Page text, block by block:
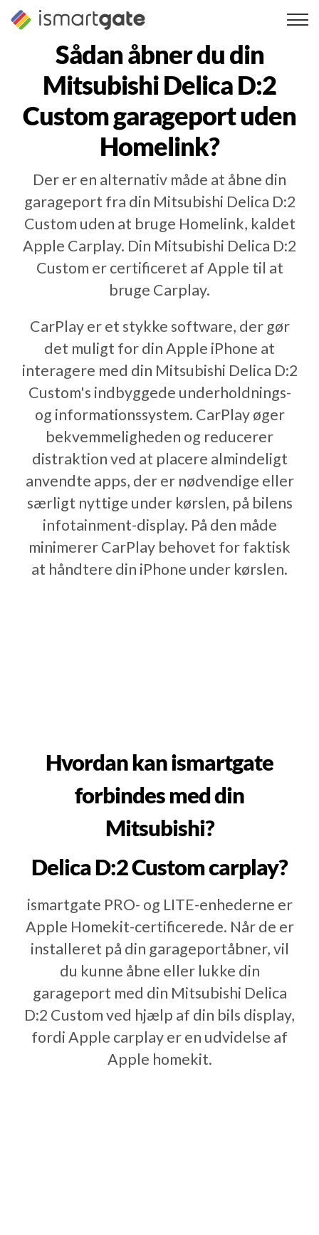
Spring
Sådan åbner du din
Mitsubishi Delica D:2
Customgarageport uden
Homelink?
Der er en alternativ måde at åbne din
garageport fra din Mitsubishi Delica D:2
Custom uden at bruge Homelink, kaldet
Apple Carplay. Din Mitsubishi Delica D:2
Custom er certificeret af Apple til at
bruge Carplay.
CarPlay er et stykke software, der gør
det muligt for din Apple iPhone at
interagere med din Mitsubishi Delica D:2
Custom's indbyggede underholdnings-
og informationssystem. CarPlay øger
bekvemmeligheden og reducerer
distraktion ved at placere almindeligt
anvendte apps, der er nødvendige eller
særligt nyttige under kørslen, på bilens
infotainment-display. På den måde
minimerer CarPlay behovet for faktisk
at håndtere din iPhone under kørslen.
Hvordan kan ismartgate
forbindes med din
Mitsubishi?
Delica D:2 Custom carplay?
ismartgate PRO- og LITE-enhederne er
Apple Homekit-certificerede. Når de er
installeret på din garageportåbner, vil
du kunne åbne eller lukke din
garageport med din Mitsubishi Delica
D:2 Custom ved hjælp af din bils display,
fordi Apple carplay er en udvidelse af
Apple homekit.